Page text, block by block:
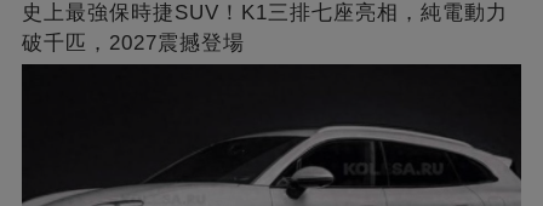
史上最強保時捷SUV！K1三排七座亮相，純電動力
破千匹，2027震撼登場